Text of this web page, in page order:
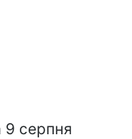
9 серпня